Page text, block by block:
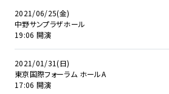
2021/06/25(金)
中野サンプラザホール
19:06 開演
2021/01/31(日)
東京国際フォーラム ホールA
17:06 開演